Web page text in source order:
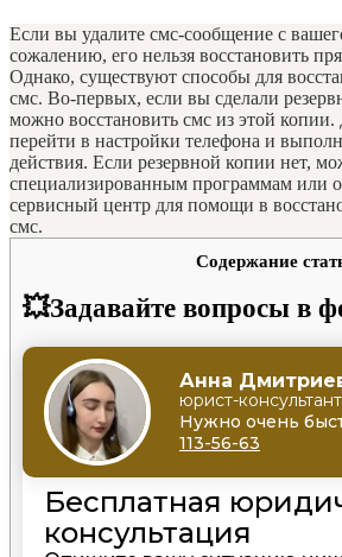
Если вы удалите смс-сообщение с
сожалению, его нельзя восстановить
Однако, существуют способы для
смс. Во-первых, если вы сделали
можно восстановить смс из этой
перейти в настройки телефона и
действия. Если резервной копии нет,
специализированным программам или
сервисный центр для помощи в
смс.
Содержание
💥Задавайте вопросы в